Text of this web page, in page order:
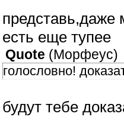
представь,даже
есть еще тупее
Quote (Морфеус)
голословно!
будут тебе